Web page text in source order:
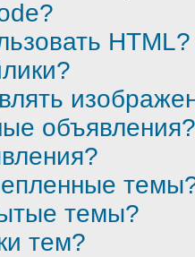
HTML?
объявления?
темы?
тем?